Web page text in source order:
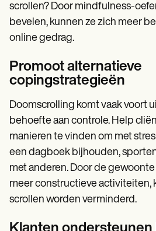
scrollen? Door mindfulness-
bevelen, kunnen ze zich meer
online gedrag.
Promoot alternatieve
copingstrategieën
Doomscrolling komt vaak voort
behoefte aan controle. Help
manieren te vinden om met
een dagboek bijhouden,
met anderen. Door de
meer constructieve activiteiten,
scrollen worden verminderd.